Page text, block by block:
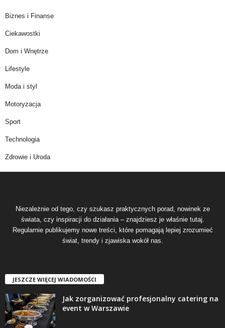
Biznes i Finanse
Ciekawostki
Dom i Wnętrze
Lifestyle
Moda i styl
Motoryzacja
Sport
Technologia
Zdrowie i Uroda
Niezależnie od tego, czy szukasz praktycznych porad, nowinek ze
świata, czy inspiracji do działania – znajdziesz je właśnie tutaj.
Regularnie publikujemy nowe treści, które pomagają lepiej zrozumieć
świat, trendy i zjawiska wokół nas.
JESZCZE WIĘCEJ WIADOMOŚCI
Jak zorganizować profesjonalny catering na
event w Warszawie